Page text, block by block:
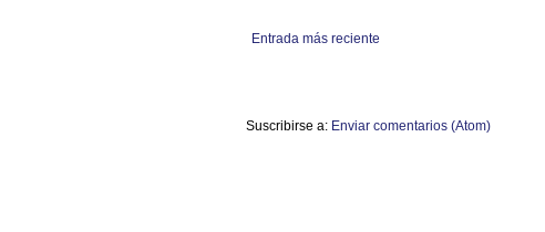
Entrada más reciente
Suscribirse a: Enviar comentarios (Atom)